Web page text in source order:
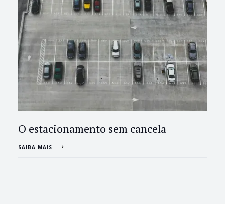
O estacionamento sem cancela
SAIBA MAIS